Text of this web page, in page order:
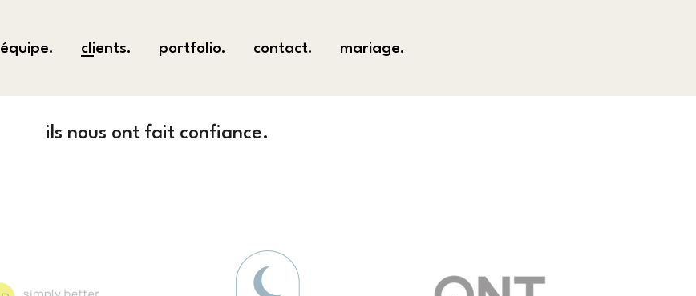
équipe. clients. portfolio. contact. mariage.
ils nous ont fait confiance.